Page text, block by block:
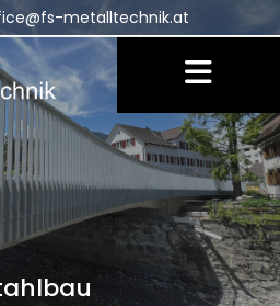
metalltechnik.at